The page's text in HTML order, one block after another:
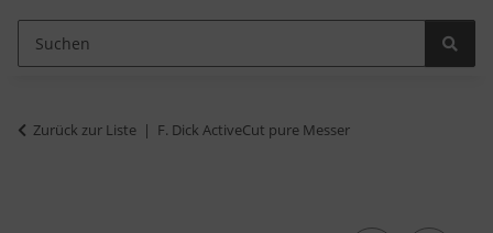
Zurück zur Liste F. Dick ActiveCut pure Messer